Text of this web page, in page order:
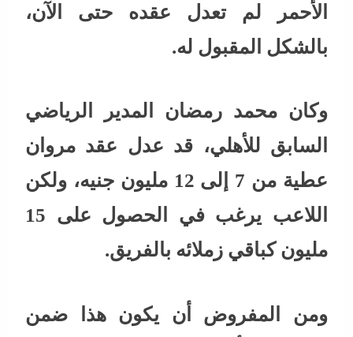
الأحمر لم تعدل عقده حتى الآن،
بالشكل المقبول له.
وكان محمد رمضان المدير الرياضي
السابق للأهلي، قد عدل عقد مروان
عطية من 7 إلى 12 مليون جنيه، ولكن
اللاعب يرغب في الحصول على 15
مليون كباقي زملائه بالفريق.
ومن المفروض أن يكون هذا ضمن